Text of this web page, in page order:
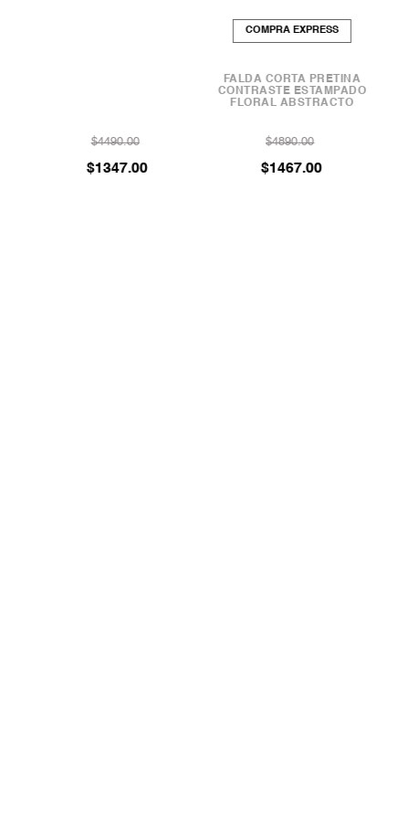
$4490.00
$1347.00
COMPRA EXPRESS
FALDA CORTA PRETINA
CONTRASTE ESTAMPADO
FLORAL ABSTRACTO
$4890.00
$1467.00